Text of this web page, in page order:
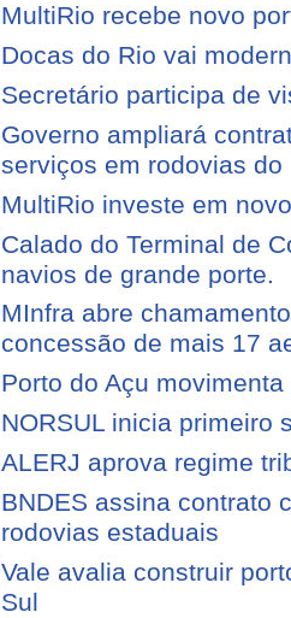
MultiRio recebe novo
Docas do Rio vai
Secretário participa de
Governo ampliará
serviços em rodovias do
MultiRio investe em
Calado do Terminal de
navios de grande porte.
MInfra abre
concessão de mais 17
Porto do Açu
NORSUL inicia primeiro
ALERJ aprova regime
BNDES assina contrato
rodovias estaduais
Vale avalia construir
Sul